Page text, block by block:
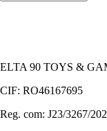
ELTA 90 TOYS &
CIF: RO46167695
Reg. com: J23/3267/